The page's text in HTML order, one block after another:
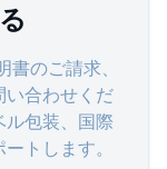
のご請求、
い合わせくだ
ル包装、国際
トします。